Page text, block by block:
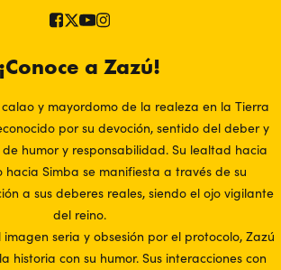
¡Conoce a Zazú!
y mayordomo de la realeza en la Tierra
por su devoción, sentido del deber y
humor y responsabilidad. Su lealtad hacia
hacia Simba se manifiesta a través de su
a sus deberes reales, siendo el ojo vigilante
del reino.
seria y obsesión por el protocolo, Zazú
historia con su humor. Sus interacciones con